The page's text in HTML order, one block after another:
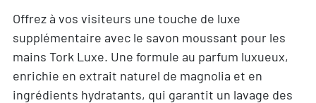
Offrez à vos visiteurs une touche de luxe
supplémentaire avec le savon moussant pour les
mains Tork Luxe. Une formule au parfum luxueux,
enrichie en extrait naturel de magnolia et en
ingrédients hydratants, qui garantit un lavage des